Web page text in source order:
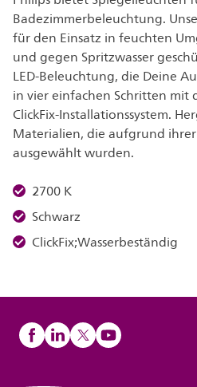
Badezimmerbeleuchtung.
für den Einsatz in feuchten
und gegen Spritzwasser
LED-Beleuchtung, die Deine
in vier einfachen Schritten mit
ClickFix-Installationssystem.
Materialien, die aufgrund
ausgewählt wurden.
2700 K
Schwarz
ClickFix;Wasserbeständig